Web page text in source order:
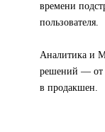
времени
пользователя.
Аналитика и
решений — от
в продакшен.